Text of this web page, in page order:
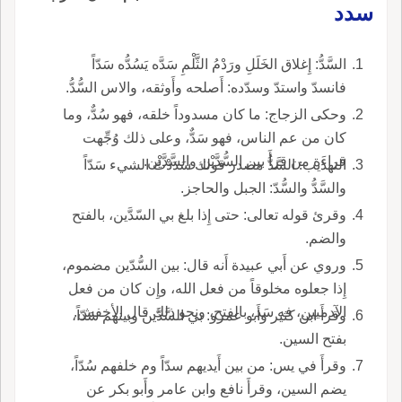
سدد
السَّدُّ: إِغلاق الخَلَلِ ورَدْمُ الثَّلْمِ سَدَّه يَسُدُّه سَدّاً
فانسدّ واستدّ وسدّده: أَصلحه وأَوثقه، والاس السُّدُّ.
وحكى الزجاج: ما كان مسدوداً خلقه، فهو سُدٌّ، وما
كان من عم الناس، فهو سَدٌّ، وعلى ذلك وُجِّهت
قراءَة من قرأَ بين السُّدَّيْن والسَّدَّيْن.التهذيب: السَّدُّ مصدر قولك سَدَدْتُ الشيء سَدّاً
والسَّدُّ والسُّدّ: الجبل والحاجز.
وقرئ قوله تعالى: حتى إِذا بلغ بي السّدَّين، بالفتح
والضم.
وروي عن أَبي عبيدة أَنه قال: بين السُّدّين مضموم،
إِذا جعلوه مخلوقاً من فعل الله، وإِن كان من فعل
الآدميين، فه سَد، بالفتح، ونحو ذلك قال الأخفش.
وقرأَ ابن كثير وأَبو عمرو: بي السَّدَّين وبينهم سَدّاً،
بفتح السين.
وقرأَ في يس: من بين أَيديهم سدّاً وم خلفهم سُدّاً،
يضم السين، وقرأَ نافع وابن عامر وأَبو بكر عن